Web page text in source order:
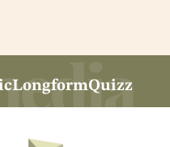
LongformQuizz